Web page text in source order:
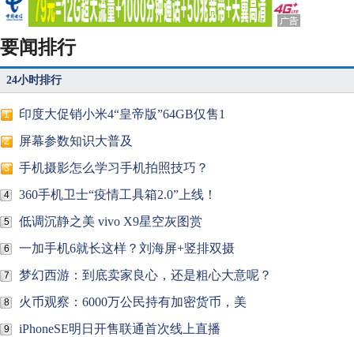
要闻排行
24小时排行
1 印度大促销小米4“皇帝版”64GB仅售1
2 屏幕参数知识大普及
3 手机摄影怎么学习手机拍照技巧？
4 360手机卫士“疫情工具箱2.0”上线！
5 低调沉静之美 vivo X9星空灰图赏
6 一加手机6就长这样？刘海屏+竖排双摄
7 梦幻西游：到底卖家良心，还是粗心大意呢？
8 火币观察：6000万公民持有加密货币，美
9 iPhoneSE明日开售联通首次线上直播